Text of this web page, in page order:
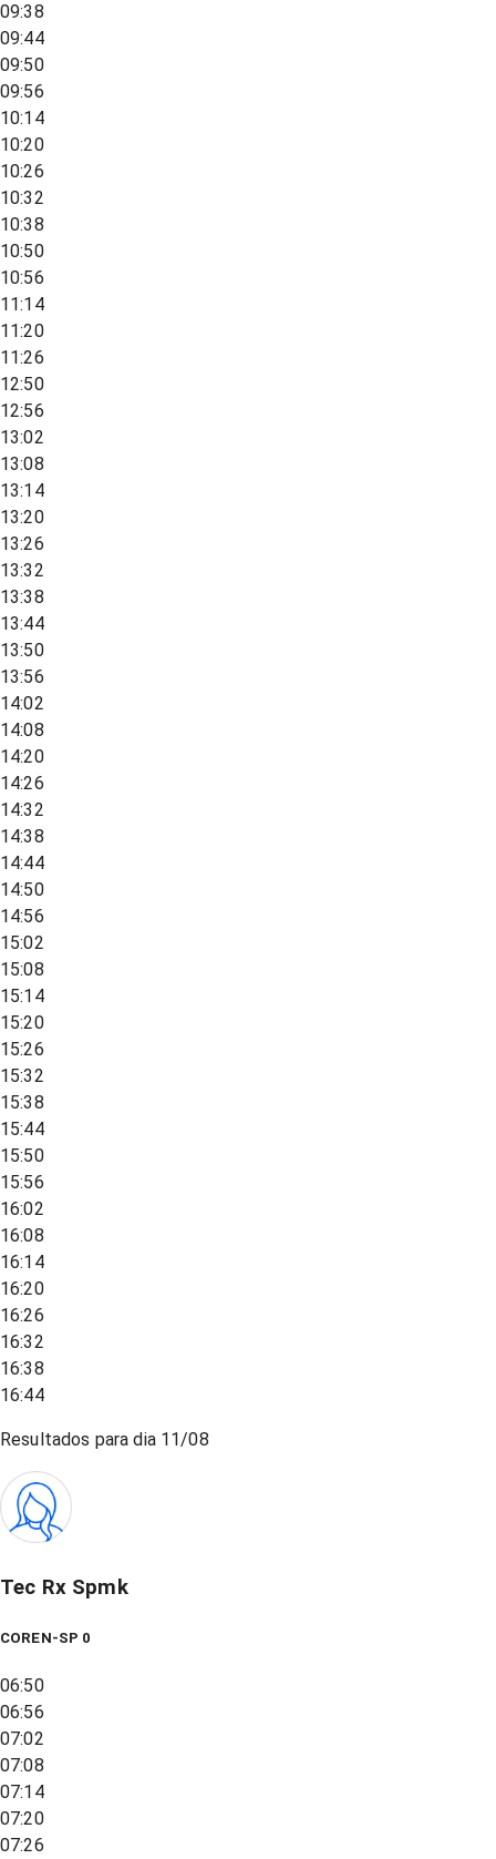
09:38
09:44
09:50
09:56
10:14
10:20
10:26
10:32
10:38
10:50
10:56
11:14
11:20
11:26
12:50
12:56
13:02
13:08
13:14
13:20
13:26
13:32
13:38
13:44
13:50
13:56
14:02
14:08
14:20
14:26
14:32
14:38
14:44
14:50
14:56
15:02
15:08
15:14
15:20
15:26
15:32
15:38
15:44
15:50
15:56
16:02
16:08
16:14
16:20
16:26
16:32
16:38
16:44
Resultados para dia 11/08
Tec Rx Spmk
COREN-SP 0
06:50
06:56
07:02
07:08
07:14
07:20
07:26